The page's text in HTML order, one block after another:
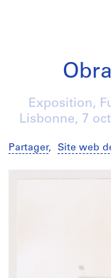
Exposition,
Lisbonne, 7
Partager, Site web